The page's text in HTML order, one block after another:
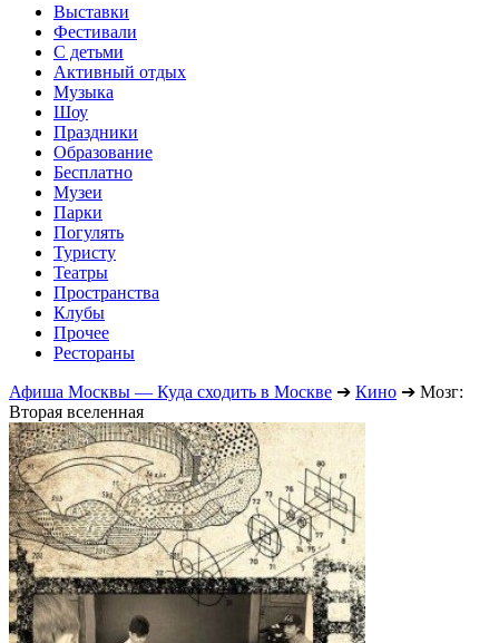
Выставки
Фестивали
С детьми
Активный отдых
Музыка
Шоу
Праздники
Образование
Бесплатно
Музеи
Парки
Погулять
Туристу
Театры
Пространства
Клубы
Прочее
Рестораны
Афиша Москвы — Куда сходить в Москве ➔ Кино ➔ Мозг:
Вторая вселенная